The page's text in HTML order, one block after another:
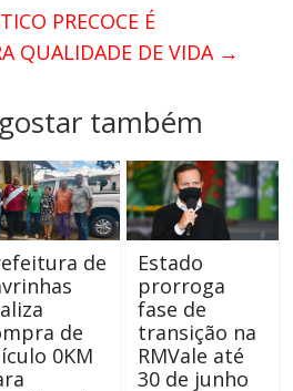
PRECOCE É
QUALIDADE DE VIDA →
também
de
de
0KM
Estado
prorroga
fase de
transição na
RMVale até
30 de junho